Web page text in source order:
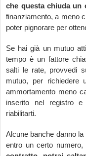
che questa chiuda un
finanziamento, a meno
poter pignorare per
Se hai già un mutuo
tempo è un fattore
salti le rate, provvedi
mutuo, per richiedere
ammortamento meno
inserito nel registro
riabilitarti.
Alcune banche danno
entro un certo numero,